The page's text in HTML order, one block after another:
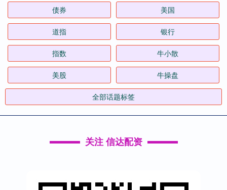
债券 美国
道指 银行
指数 牛小散
美股 牛操盘
全部话题标签
关注 信达配资